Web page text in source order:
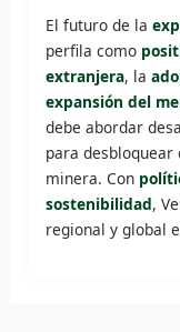
El futuro de la
perfila como
extranjera, la
expansión del
debe abordar
para
minera. Con
sostenibilidad,
regional y global